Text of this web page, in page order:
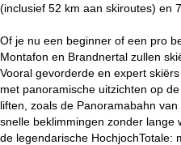
(inclusief 52 km aan skiroutes) en
Of je nu een beginner of een pro
Montafon en Brandnertal zullen
Vooral gevorderde en expert
met panoramische uitzichten op
liften, zoals de Panoramabahn
snelle beklimmingen zonder lange
de legendarische HochjochTotale: